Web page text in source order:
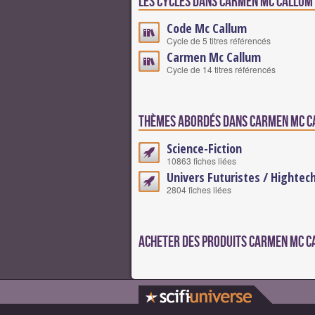
Code Mc Callum
Cycle de 5 titres référencés
Carmen Mc Callum
Cycle de 14 titres référencés
Thèmes abordés dans Carmen Mc
Science-Fiction
10863 fiches liées
Univers Futuristes /
2804 fiches liées
Acheter des produits Carmen Mc